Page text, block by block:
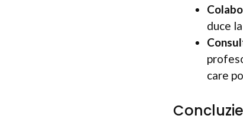
duce
care
Concluzie